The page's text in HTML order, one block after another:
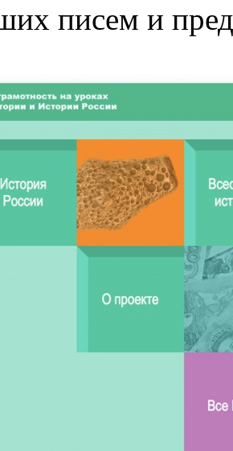
писем и